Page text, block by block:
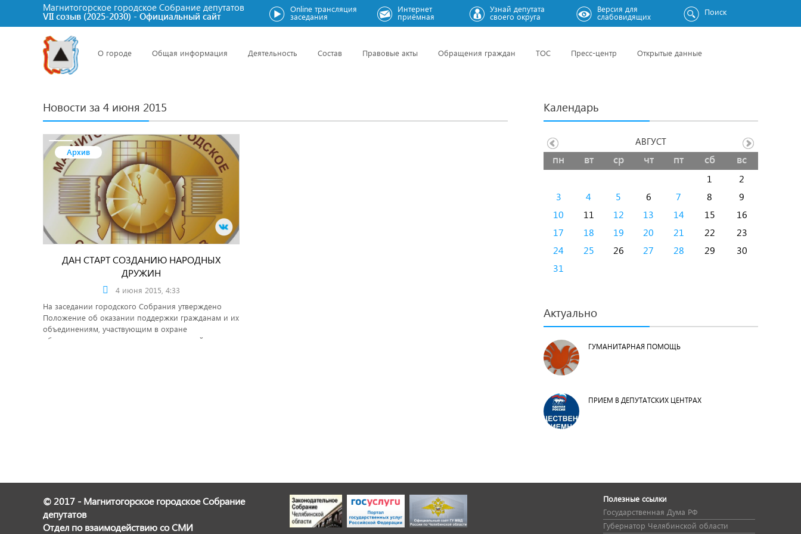
Магнитогорское городское Cобрание депутатов
VII созыв (2025-2030) - Официальный сайт
Online трансляция
заседания
Интернет
приёмная
Узнай депутата
своего округа
Версия для
слабовидящих Поиск
О городе Общая информация Деятельность Состав Правовые акты Обращения граждан ТОС Пресс-центр Открытые данные
Новости за 4 июня 2015
Архив
ДАН СТАРТ СОЗДАНИЮ НАРОДНЫХ
ДРУЖИН
4 июня 2015, 4:33
На заседании городского Собрания утверждено
Положение об оказании поддержки гражданам и их
объединениям, участвующим в охране
общественного порядка, создании условий для
Календарь
пн вт ср чт пт сб вс
1
2
3
4 5 6 7 8
9
10
11 12 13 14 15
16
17
18 19 20 21 22
23
24
25 26 27 28 29
30
31
АВГУСТ
Актуально
ГУМАНИТАРНАЯ ПОМОЩЬ
ПРИЕМ В ДЕПУТАТСКИХ ЦЕНТРАХ
© 2017 - Магнитогорское городское Собрание
депутатов
Отдел по взаимодействию со СМИ
Полезные ссылки
Государственная Дума РФ
Губернатор Челябинской области